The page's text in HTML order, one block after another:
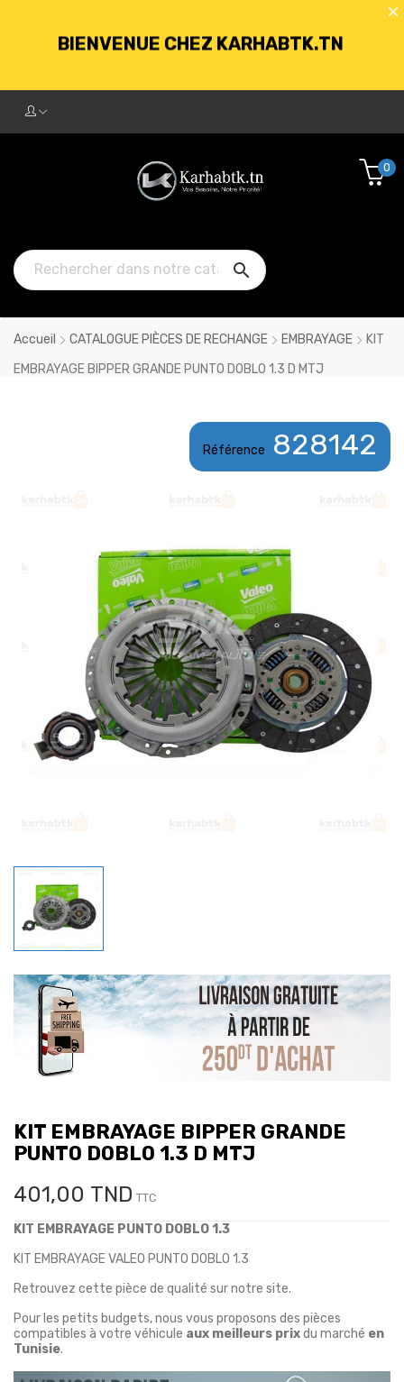
BIENVENUE CHEZ KARHABTK.TN
250DT D'ACHATS

0
Accueil CATALOGUE PIÈCES DE RECHANGE EMBRAYAGE
KIT
EMBRAYAGE BIPPER GRANDE PUNTO DOBLO 1.3 D MTJ
Référence 828142
KIT EMBRAYAGE BIPPER GRANDE
PUNTO DOBLO 1.3 D MTJ
401,00 TND TTC
KIT EMBRAYAGE PUNTO DOBLO 1.3
KIT EMBRAYAGE VALEO PUNTO DOBLO 1.3
Retrouvez cette pièce de qualité sur notre site.
Pour les petits budgets, nous vous proposons des pièces
compatibles à votre véhicule aux meilleurs prixdu marché en
Tunisie.